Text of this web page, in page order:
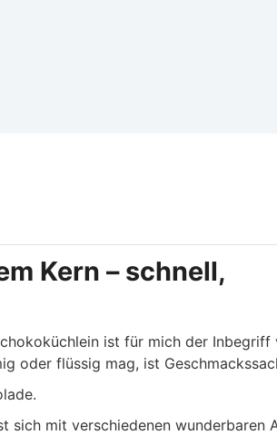
Kern – schnell,
ist für mich der Inbegriff
oder flüssig mag, ist
sich mit verschiedenen wunderbaren